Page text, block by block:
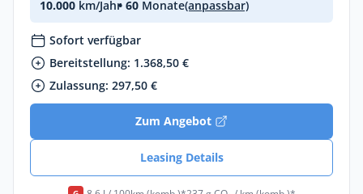
10.000 km/Jahr• 60 Monate(anpassbar)
Sofort verfügbar
Bereitstellung: 1.368,50 €
Zulassung: 297,50 €
Zum Angebot
Leasing Details